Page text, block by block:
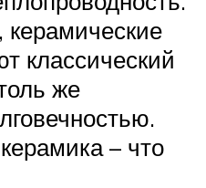
керамические
классический
же
– что